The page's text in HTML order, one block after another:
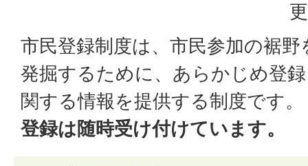
市民登録制度は、市民参加の裾
発掘するために、あらかじめ登
関する情報を提供する制度です。
登録は随時受け付けています。